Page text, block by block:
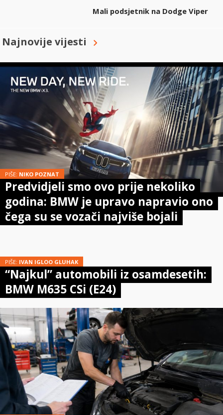
Mali podsjetnik na Dodge Viper
Najnovije vijesti
PIŠE: NIKO POZNAT
Predvidjeli smo ovo prije nekoliko
godina: BMW je upravo napravio ono
čega su se vozači najviše bojali
PIŠE: IVAN IGLOO GLUHAK
“Najkul” automobili iz osamdesetih:
BMW M635 CSi (E24)